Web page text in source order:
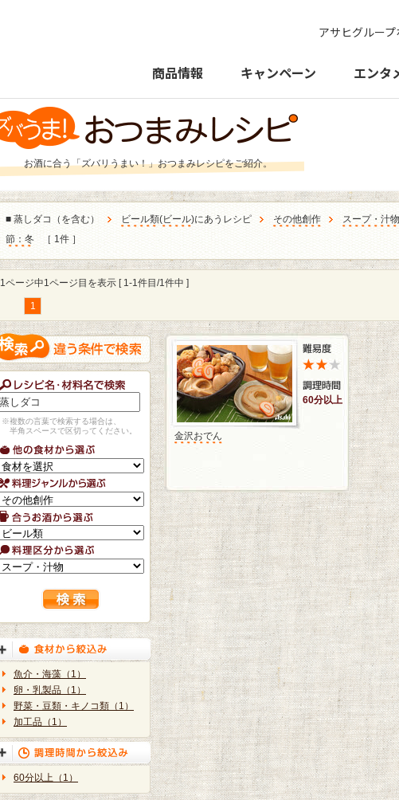
アサヒグルー
商品情報 キャンペーン エンタ
お酒に合う「ズバリうまい！」おつまみレシピをご紹介。
■ 蒸しダコ（を含む） ビール類(ビール)にあうレシピ その他創作 スープ・汁物
節：冬
［ 1件 ］
1ページ中1ページ目を表示 [ 1-1件目/1件中 ]
1
※複数の言葉で検索する場合は、
半角スペースで区切ってください。
魚介・海藻（1）
卵・乳製品（1）
野菜・豆類・キノコ類（1）
加工品（1）
60分以上（1）
60分以上
金沢おでん